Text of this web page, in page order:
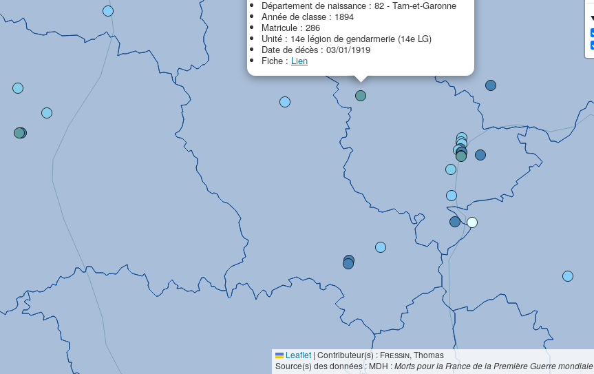
Département de naissance : 82 - Tarn-et-Garonne
Année de classe : 1894
Matricule : 286
Unité : 14e légion de gendarmerie (14e LG)
Date de décès : 03/01/1919
Fiche : Lien
Leaflet | Contributeur(s) : Fressin, Thomas
Source(s) des données : MDH :Morts pour la France de la Première Guerre mondiale